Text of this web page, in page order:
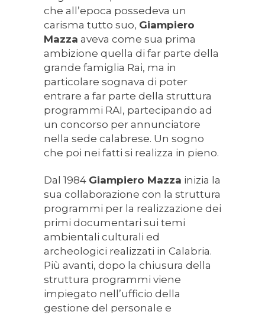
che all’epoca possedeva un
carisma tutto suo, Giampiero
Mazza aveva come sua prima
ambizione quella di far parte della
grande famiglia Rai, ma in
particolare sognava di poter
entrare a far parte della struttura
programmi RAI, partecipando ad
un concorso per annunciatore
nella sede calabrese. Un sogno
che poi nei fatti si realizza in pieno.
Dal 1984 Giampiero Mazza inizia la
sua collaborazione con la struttura
programmi per la realizzazione dei
primi documentari sui temi
ambientali culturali ed
archeologici realizzati in Calabria.
Più avanti, dopo la chiusura della
struttura programmi viene
impiegato nell’ufficio della
gestione del personale e